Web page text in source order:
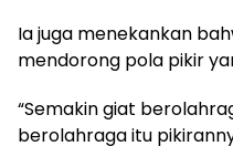
Ia juga menekankan
mendorong pola pikir
“Semakin giat
berolahraga itu